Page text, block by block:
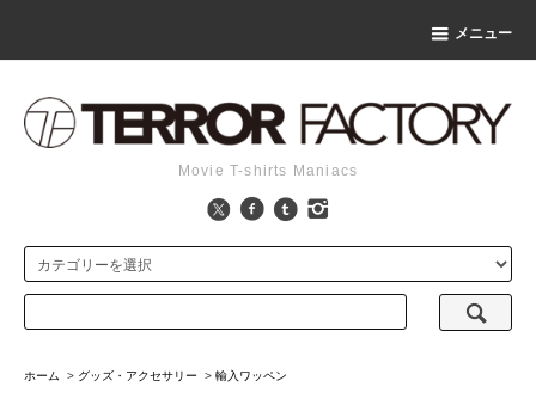
メニュー
Movie T-shirts Maniacs
ホーム > グッズ・アクセサリー > 輸入ワッペン